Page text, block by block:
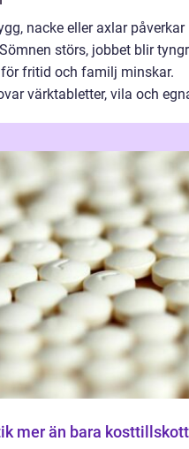
nacke eller axlar påverkar
störs, jobbet blir
fritid och familj minskar.
värktabletter, vila och
på